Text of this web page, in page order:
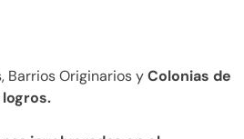
Barrios Originarios yColonias de